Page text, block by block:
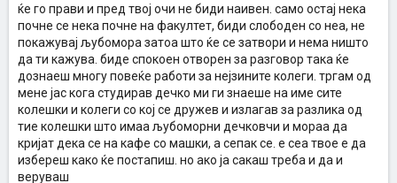
ќе го прави и пред твој очи не биди наивен. само остај нека
почне се нека почне на факултет, биди слободен со неа, не
покажувај љубомора затоа што ќе се затвори и нема ништо
да ти кажува. биде спокоен отворен за разговор така ќе
дознаеш многу повеќе работи за нејзините колеги. тргам од
мене јас кога студирав дечко ми ги знаеше на име сите
колешки и колеги со кој се дружев и излагав за разлика од
тие колешки што имаа љубоморни дечковчи и мораа да
кријат дека се на кафе со машки, а сепак се. е сеа твое е да
избереш како ќе постапиш. но ако ја сакаш треба и да и
веруваш